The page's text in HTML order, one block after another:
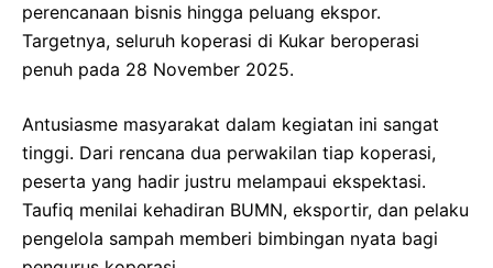
perencanaan bisnis hingga peluang ekspor.
Targetnya, seluruh koperasi di Kukar beroperasi
penuh pada 28 November 2025.
Antusiasme masyarakat dalam kegiatan ini sangat
tinggi. Dari rencana dua perwakilan tiap koperasi,
peserta yang hadir justru melampaui ekspektasi.
Taufiq menilai kehadiran BUMN, eksportir, dan pelaku
pengelola sampah memberi bimbingan nyata bagi